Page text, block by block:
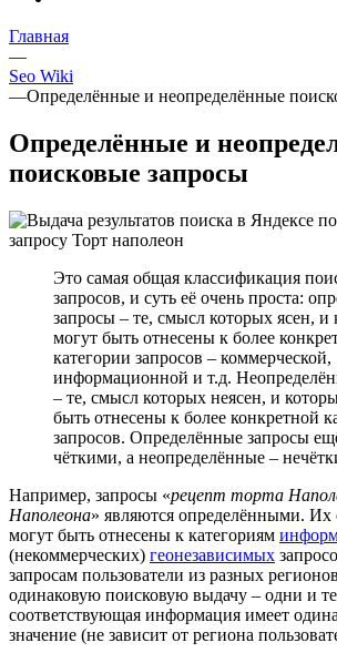
Главная
—
Seo Wiki
—Определённые и неопределённые
Определённые и
поисковые запросы
Это самая общая классификация
запросов, и суть её очень проста:
запросы – те, смысл которых ясен, и
могут быть отнесены к более
категории запросов – коммерческой,
информационной и т.д.
– те, смысл которых неясен, и
быть отнесены к более конкретной
запросов. Определённые запросы
чёткими, а неопределённые –
Например, запросы «рецепт торта
Наполеона» являются определёнными. Их
могут быть отнесены к категориям
(некоммерческих) геонезависимых
запросам пользователи из разных
одинаковую поисковую выдачу – одни и
соответствующая информация имеет
значение (не зависит от региона